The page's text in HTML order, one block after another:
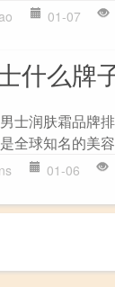
ao 01-07
什么牌
士润肤霜品牌
全球知名的美
ns 01-06